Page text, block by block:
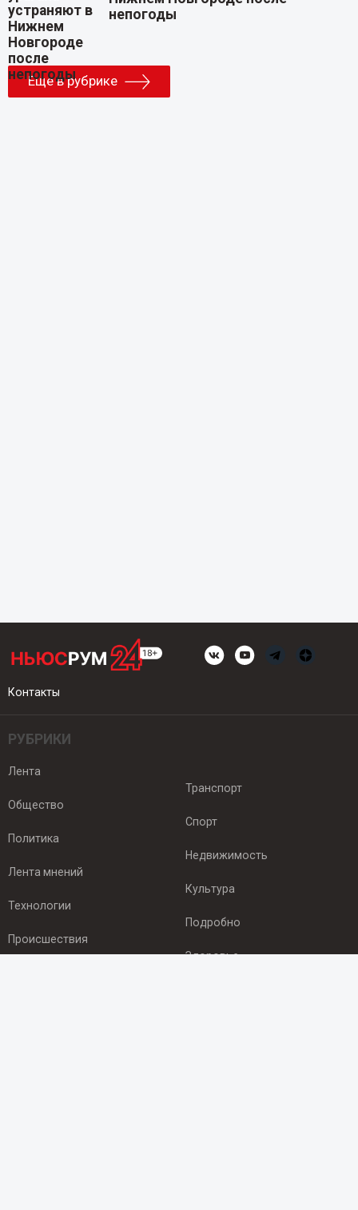
непогоды
Еще в рубрике
Контакты
РУБРИКИ
Лента
Общество
Политика
Лента мнений
Технологии
Происшествия
Транспорт
Спорт
Недвижимость
Культура
Подробно
Здоровье